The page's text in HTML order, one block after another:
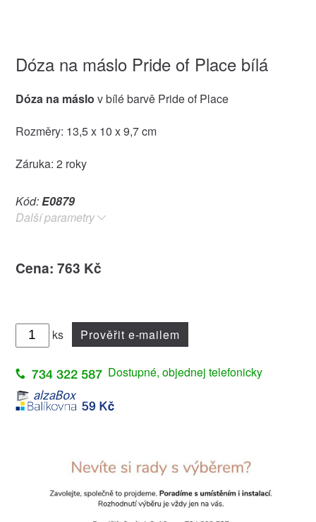
Dóza na máslo Pride of Place bílá
Dóza na máslo v bílé barvě Pride of Place
Rozměry: 13,5 x 10 x 9,7 cm
Záruka: 2 roky
Kód:E0879
Další parametry
Cena: 763 Kč
ks Prověřit e-mailem
Dostupné, objednej telefonicky